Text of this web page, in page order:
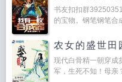
书友扣扣群
的宝物。钢笔钢笔合
农女的盛世田
现代白骨精一朝穿成
军，生死不知！母亲